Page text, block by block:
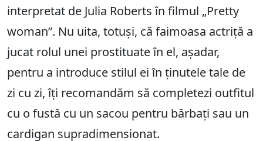
interpretat de Julia Roberts în filmul „Pretty
woman”. Nu uita, totuși, că faimoasa actriță a
jucat rolul unei prostituate în el, așadar,
pentru a introduce stilul ei în ținutele tale de
zi cu zi, îți recomandăm să completezi outfitul
cu o fustă cu un sacou pentru bărbați sau un
cardigan supradimensionat.